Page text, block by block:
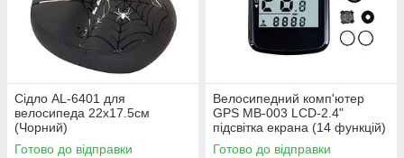
Сідло AL-6401 для
велосипеда 22х17.5см
(Чорний)
Готово до відправки
Велосипедний комп'ютер
GPS MB-003 LCD-2.4"
підсвітка екрана (14 функцій)
Готово до відправки